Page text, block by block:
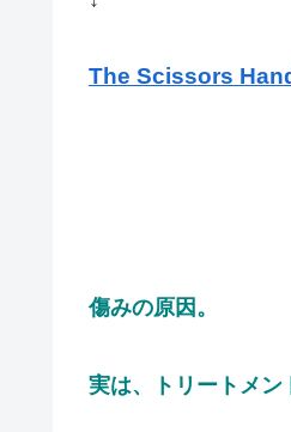
The Scissors
傷みの原因。
実は、トリートメン